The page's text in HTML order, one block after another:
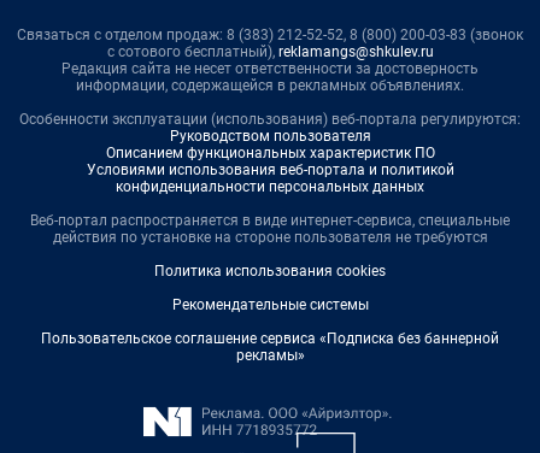
Связаться с отделом продаж: 8 (383) 212-52-52, 8 (800) 200-03-83 (звонок
с сотового бесплатный), reklamangs@shkulev.ru
Редакция сайта не несет ответственности за достоверность
информации, содержащейся в рекламных объявлениях.
Особенности эксплуатации (использования) веб-портала регулируются:
Руководством пользователя
Описанием функциональных характеристик ПО
Условиями использования веб-портала и политикой
конфиденциальности персональных данных
Веб-портал распространяется в виде интернет-сервиса, специальные
действия по установке на стороне пользователя не требуются
Политика использования cookies
Рекомендательные системы
Пользовательское соглашение сервиса «Подписка без баннерной
рекламы»